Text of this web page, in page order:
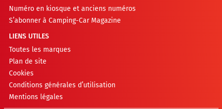
Numéro en kiosque et anciens numéros
S’abonner à Camping-Car Magazine
LIENS UTILES
Toutes les marques
Plan de site
Cookies
Conditions générales d’utilisation
Mentions légales